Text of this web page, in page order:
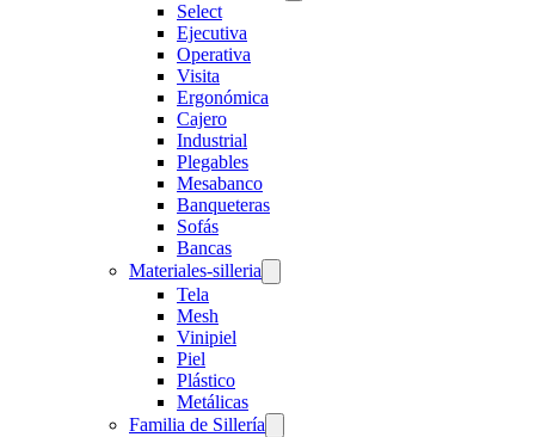
Select
Ejecutiva
Operativa
Visita
Ergonómica
Cajero
Industrial
Plegables
Mesabanco
Banqueteras
Sofás
Bancas
Materiales-silleria
Tela
Mesh
Vinipiel
Piel
Plástico
Metálicas
Familia de Sillería